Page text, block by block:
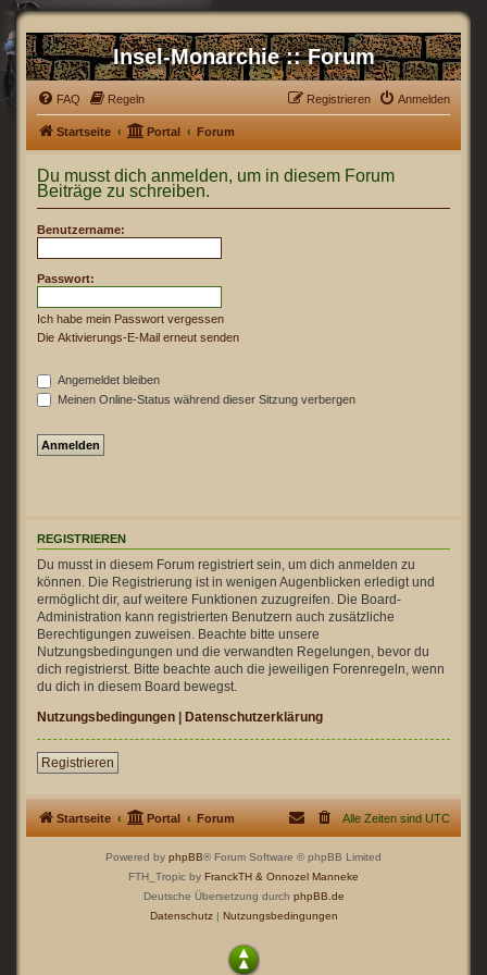
Insel-Monarchie :: Forum
FAQ Regeln Anmelden
Registrieren
Startseite Portal Forum
Du musst dich anmelden, um in diesem Forum
Beiträge zu schreiben.
Benutzername:
Passwort:
Ich habe mein Passwort vergessen
Die Aktivierungs-E-Mail erneut senden
Angemeldet bleiben
Meinen Online-Status während dieser Sitzung verbergen
REGISTRIEREN
Du musst in diesem Forum registriert sein, um dich anmelden zu
können. Die Registrierung ist in wenigen Augenblicken erledigt und
ermöglicht dir, auf weitere Funktionen zuzugreifen. Die Board-
Administration kann registrierten Benutzern auch zusätzliche
Berechtigungen zuweisen. Beachte bitte unsere
Nutzungsbedingungen und die verwandten Regelungen, bevor du
dich registrierst. Bitte beachte auch die jeweiligen Forenregeln, wenn
du dich in diesem Board bewegst.
Nutzungsbedingungen | Datenschutzerklärung
Registrieren
Startseite Portal Forum Alle Zeiten sind UTC
Powered by phpBB® Forum Software © phpBB Limited
FTH_Tropic by FranckTH & Onnozel Manneke
Deutsche Übersetzung durch phpBB.de
Datenschutz| Nutzungsbedingungen